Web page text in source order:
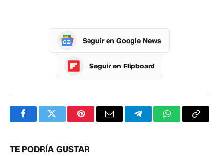
Seguir en Google News
Seguir en Flipboard
FacebookTwitterPinterestCorreoTelegramWhatsApp
TE PODRÍA GUSTAR